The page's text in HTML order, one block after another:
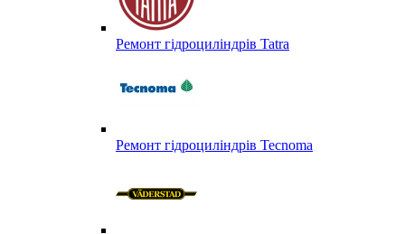
Ремонт гідроциліндрів Tatra
Ремонт гідроциліндрів Tecnoma